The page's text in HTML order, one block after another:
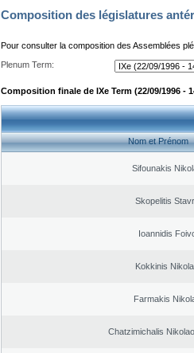
Composition des législatures
Pour consulter la composition des Assemblées
Plenum Term:
Composition finale de IXe Term (22/09/1996 -
Nom et Prénom
Sifounakis
Skopelitis
Ioannidis
Kokkinis
Farmakis
Chatzimichalis